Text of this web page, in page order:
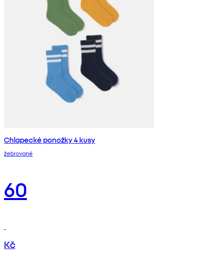
Chlapecké ponožky 4 kusy
žebrované
60
Kč